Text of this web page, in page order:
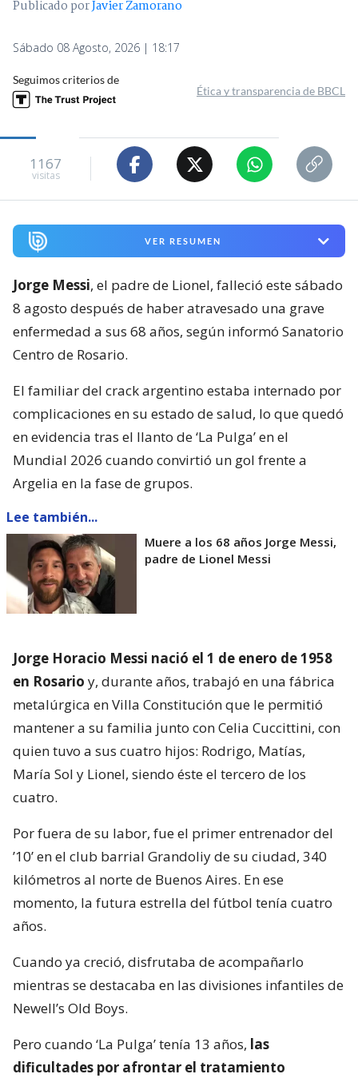
Publicado porJavier Zamorano
Sábado 08 Agosto, 2026 | 18:17
Seguimos criterios de
Ética y transparencia de BBCL
1167
visitas
VER RESUMEN
Jorge Messi, el padre de Lionel, falleció este sábado
8 agosto después de haber atravesado una grave
enfermedad a sus 68 años, según informó Sanatorio
Centro de Rosario.
El familiar del crack argentino estaba internado por
complicaciones en su estado de salud, lo que quedó
en evidencia tras el llanto de ‘La Pulga’ en el
Mundial 2026 cuando convirtió un gol frente a
Argelia en la fase de grupos.
Lee también...
Muere a los 68 años Jorge Messi,
padre de Lionel Messi
Jorge Horacio Messi nació el 1 de enero de 1958
en Rosario y, durante años, trabajó en una fábrica
metalúrgica en Villa Constitución que le permitió
mantener a su familia junto con Celia Cuccittini, con
quien tuvo a sus cuatro hijos: Rodrigo, Matías,
María Sol y Lionel, siendo éste el tercero de los
cuatro.
Por fuera de su labor, fue el primer entrenador del
’10’ en el club barrial Grandoliy de su ciudad, 340
kilómetros al norte de Buenos Aires. En ese
momento, la futura estrella del fútbol tenía cuatro
años.
Cuando ya creció, disfrutaba de acompañarlo
mientras se destacaba en las divisiones infantiles de
Newell’s Old Boys.
Pero cuando ‘La Pulga’ tenía 13 años, las
dificultades por afrontar el tratamiento